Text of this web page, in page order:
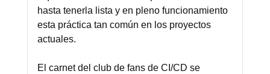
hasta tenerla lista y en pleno funcionamiento
esta práctica tan común en los proyectos
actuales.
El carnet del club de fans de CI/CD se